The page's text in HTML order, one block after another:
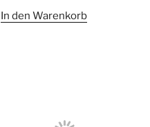
In den Warenkorb